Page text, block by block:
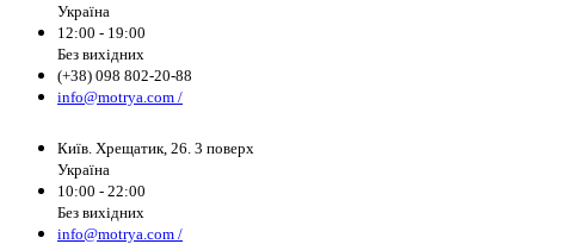
Україна
12:00 - 19:00
Без вихідних
(+38) 098 802-20-88
info@motrya.com /
Київ. Хрещатик, 26. 3 поверх
Україна
10:00 - 22:00
Без вихідних
info@motrya.com /